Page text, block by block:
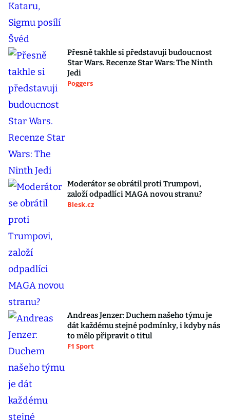
Přesně takhle si představuji budoucnost
Star Wars. Recenze Star Wars: The Ninth
Jedi
Poggers
Moderátor se obrátil proti Trumpovi,
založí odpadlíci MAGA novou stranu?
Blesk.cz
Andreas Jenzer: Duchem našeho týmu je
dát každému stejné podmínky, i kdyby nás
to mělo připravit o titul
F1 Sport